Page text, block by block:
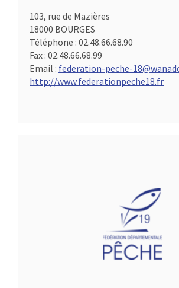
103, rue de Mazières
18000 BOURGES
Téléphone : 02.48.66.68.90
Fax : 02.48.66.68.99
Email : federation-peche-
http://www.federationpeche18.fr